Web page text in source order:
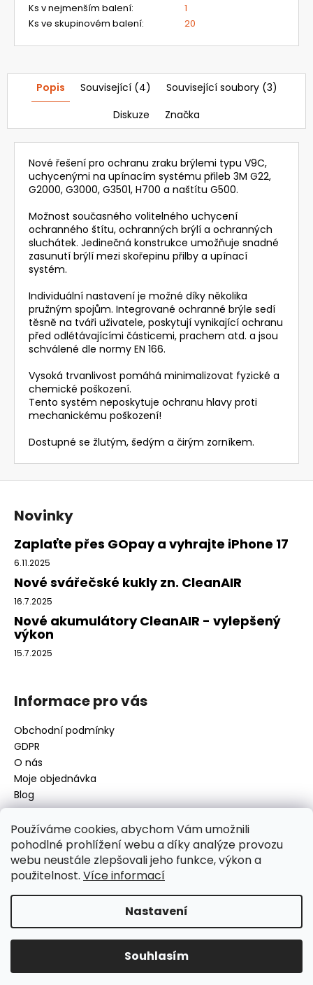
Používáme cookies, abychom Vám umožnili
pohodlné prohlížení webu a díky analýze provozu
webu neustále zlepšovali jeho funkce, výkon a
použitelnost. Více informací
Nastavení
Souhlasím
Ks v nejmenším balení:
1
Ks ve skupinovém balení: 20
Popis Související (4)
Související soubory (3)
Diskuze
Značka
Nové řešení pro ochranu zraku brýlemi typu V9C,
uchycenými na upínacím systému přileb 3M G22,
G2000, G3000, G3501, H700 a naštítu G500.
Možnost současného volitelného uchycení
ochranného štítu, ochranných brýlí a ochranných
sluchátek. Jedinečná konstrukce umožňuje snadné
zasunutí brýlí mezi skořepinu přilby a upínací
systém.
Individuální nastavení je možné díky několika
pružným spojům. Integrované ochranné brýle sedí
těsně na tváři uživatele, poskytují vynikající ochranu
před odlétávajícími částicemi, prachem atd. a jsou
schválené dle normy EN 166.
Vysoká trvanlivost pomáhá minimalizovat fyzické a
chemické poškození.
Tento systém neposkytuje ochranu hlavy proti
mechanickému poškození!
Dostupné se žlutým, šedým a čirým zorníkem.
269,76
Kč
20
Kč
Z
Novinky
Zaplaťte přes GOpay a vyhrajte iPhone 17
6.11.2025
Nové svářečské kukly zn. CleanAIR
16.7.2025
Nové akumulátory CleanAIR - vylepšený
výkon
15.7.2025
Informace pro vás
Obchodní podmínky
GDPR
O nás
Moje objednávka
Blog
Kontakt
disamsafety@disamsafety.cz
596 624 947
Sledujte nás na Facebooku